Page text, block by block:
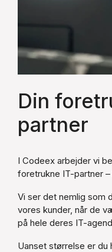
Din
partner
I Codeex arbejder vi
foretrukne IT-partner
Vi ser det nemlig som
vores kunder, når de
på hele deres IT-
Uanset størrelse er du